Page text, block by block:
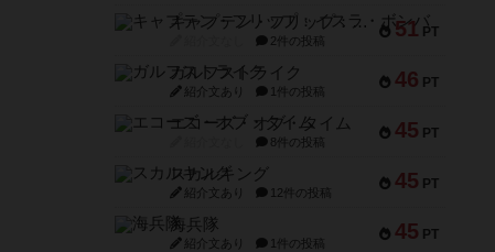
51 PT
キャプテン・フリップ：イスラ・ボンバ
2件の投稿
46 PT
ガルフストライク
紹介文あり 1件の投稿
45 PT
エコーズ・オブ・タイム
8件の投稿
45 PT
スカルキング
紹介文あり 12件の投稿
45 PT
海兵隊
紹介文あり 1件の投稿